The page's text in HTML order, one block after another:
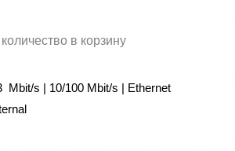
в корзину
Mbit/s | 10/100 Mbit/s | Ethernet